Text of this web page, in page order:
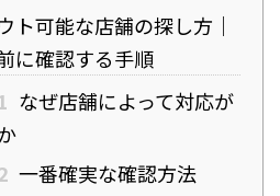
ト可能な店舗の探し方｜
に確認する手順
なぜ店舗によって対応が
一番確実な確認方法